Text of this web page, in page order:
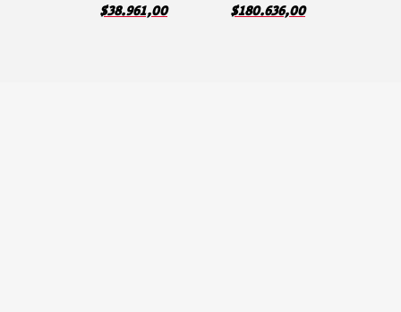
$38.961,00
$180.636,00